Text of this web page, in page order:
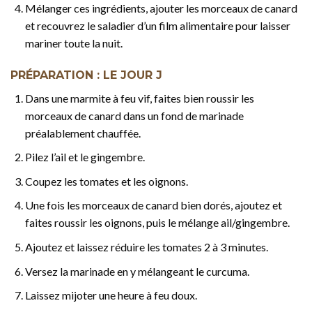
Mélanger ces ingrédients, ajouter les morceaux de canard
et recouvrez le saladier d’un film alimentaire pour laisser
mariner toute la nuit.
PRÉPARATION : LE JOUR J
Dans une marmite à feu vif, faites bien roussir les
morceaux de canard dans un fond de marinade
préalablement chauffée.
Pilez l’ail et le gingembre.
Coupez les tomates et les oignons.
Une fois les morceaux de canard bien dorés, ajoutez et
faites roussir les oignons, puis le mélange ail/gingembre.
Ajoutez et laissez réduire les tomates 2 à 3 minutes.
Versez la marinade en y mélangeant le curcuma.
Laissez mijoter une heure à feu doux.